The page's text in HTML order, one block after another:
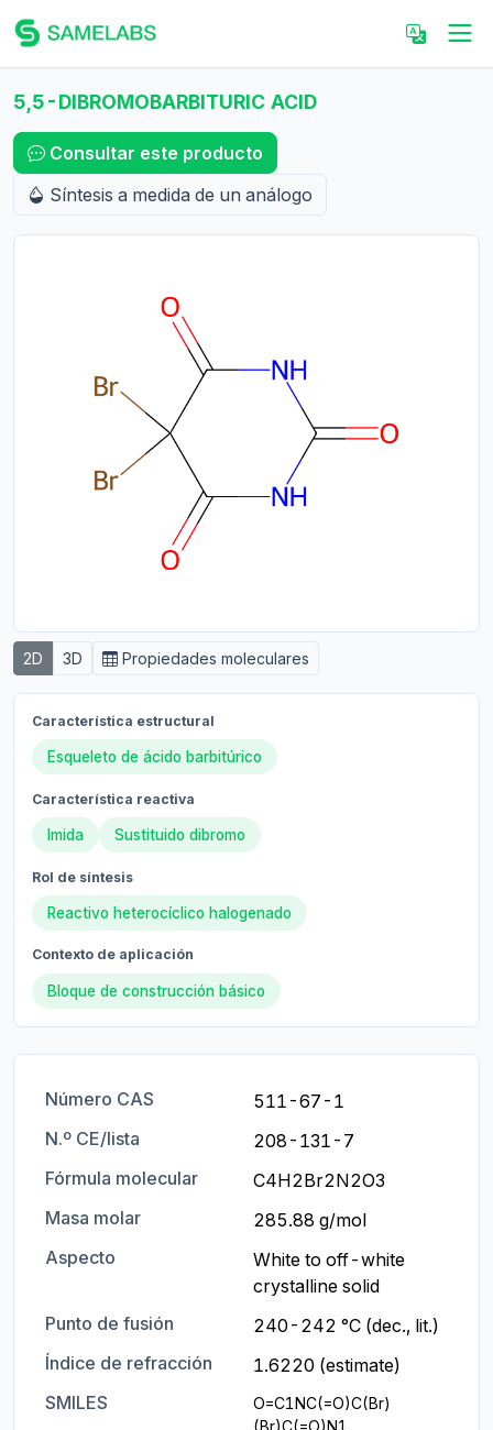
5,5-DIBROMOBARBITURIC ACID
Consultar este producto
Síntesis a medida de un análogo
2D 3D Propiedades moleculares
Característica estructural
Esqueleto de ácido barbitúrico
Característica reactiva
Imida Sustituido dibromo
Rol de síntesis
Reactivo heterocíclico halogenado
Contexto de aplicación
Bloque de construcción básico
Número CAS
511-67-1
N.º CE/lista
208-131-7
Fórmula molecular
C4H2Br2N2O3
Masa molar
285.88 g/mol
Aspecto
White to off-white
crystalline solid
Punto de fusión
240-242 °C (dec., lit.)
Índice de refracción
1.6220 (estimate)
SMILES
O=C1NC(=O)C(Br)
(Br)C(=O)N1